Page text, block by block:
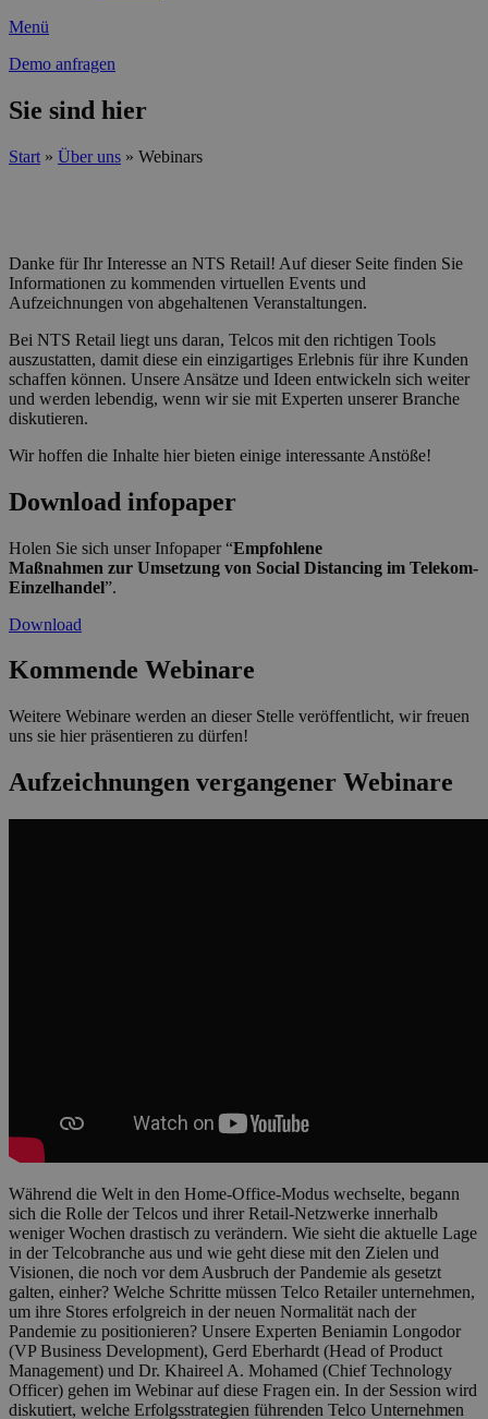
Menü
Demo anfragen
Sie sind hier
Start » Über uns » Webinars
Danke für Ihr Interesse an NTS Retail! Auf dieser Seite finden Sie
Informationen zu kommenden virtuellen Events und
Aufzeichnungen von abgehaltenen Veranstaltungen.
Bei NTS Retail liegt uns daran, Telcos mit den richtigen Tools
auszustatten, damit diese ein einzigartiges Erlebnis für ihre Kunden
schaffen können. Unsere Ansätze und Ideen entwickeln sich weiter
und werden lebendig, wenn wir sie mit Experten unserer Branche
diskutieren.
Wir hoffen die Inhalte hier bieten einige interessante Anstöße!
Download infopaper
Holen Sie sich unser Infopaper “Empfohlene
Maßnahmen zur Umsetzung von Social Distancing im Telekom-
Einzelhandel”.
Download
Kommende Webinare
Weitere Webinare werden an dieser Stelle veröffentlicht, wir freuen
uns sie hier präsentieren zu dürfen!
Aufzeichnungen vergangener Webinare
Während die Welt in den Home-Office-Modus wechselte, begann
sich die Rolle der Telcos und ihrer Retail-Netzwerke innerhalb
weniger Wochen drastisch zu verändern. Wie sieht die aktuelle Lage
in der Telcobranche aus und wie geht diese mit den Zielen und
Visionen, die noch vor dem Ausbruch der Pandemie als gesetzt
galten, einher? Welche Schritte müssen Telco Retailer unternehmen,
um ihre Stores erfolgreich in der neuen Normalität nach der
Pandemie zu positionieren? Unsere Experten Beniamin Longodor
(VP Business Development), Gerd Eberhardt (Head of Product
Management) und Dr. Khaireel A. Mohamed (Chief Technology
Officer) gehen im Webinar auf diese Fragen ein. In der Session wird
diskutiert, welche Erfolgsstrategien führenden Telco Unternehmen